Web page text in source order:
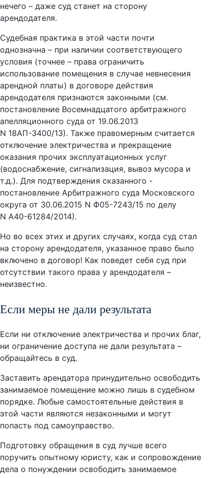
нечего – даже суд станет на сторону
арендодателя.
Судебная практика в этой части почти
однозначна – при наличии соответствующего
условия (точнее – права ограничить
использование помещения в случае невнесения
арендной платы) в договоре действия
арендодателя признаются законными (см.
постановление Восемнадцатого арбитражного
апелляционного суда от 19.06.2013
N 18АП-3400/13). Также правомерным считается
отключение электричества и прекращение
оказания прочих эксплуатационных услуг
(водоснабжение, сигнализация, вывоз мусора и
т.д.). Для подтверждения сказанного -
постановление Арбитражного суда Московского
округа от 30.06.2015 N Ф05-7243/15 по делу
N А40-61284/2014).
Но во всех этих и других случаях, когда суд стал
на сторону арендодателя, указанное право было
включено в договор! Как поведет себя суд при
отсутствии такого права у арендодателя –
неизвестно.
Если меры не дали результата
Если ни отключение электричества и прочих благ,
ни ограничение доступа не дали результата –
обращайтесь в суд.
Заставить арендатора принудительно освободить
занимаемое помещение можно лишь в судебном
порядке. Любые самостоятельные действия в
этой части являются незаконными и могут
попасть под самоуправство.
Подготовку обращения в суд лучше всего
поручить опытному юристу, как и сопровождение
дела о понуждении освободить занимаемое